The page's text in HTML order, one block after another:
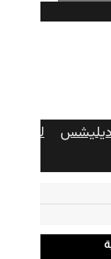
ديليشس لينكدإن